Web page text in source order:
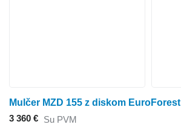
Mulčer MZD 155 z diskom EuroForest
3 360 € Su PVM